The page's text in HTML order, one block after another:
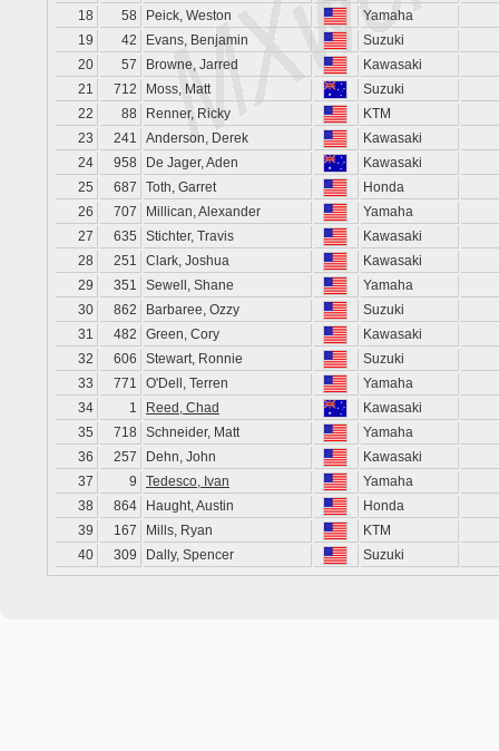
18
58 Peick, Weston
Yamaha
19
42 Evans, Benjamin
Suzuki
20
57 Browne, Jarred
Kawasaki
21
712 Moss, Matt
Suzuki
22
88 Renner, Ricky
KTM
23
241 Anderson, Derek
Kawasaki
24
958 De Jager, Aden
Kawasaki
25
687 Toth, Garret
Honda
26
707 Millican, Alexander
Yamaha
27
635 Stichter, Travis
Kawasaki
28
251 Clark, Joshua
Kawasaki
29
351 Sewell, Shane
Yamaha
30
862 Barbaree, Ozzy
Suzuki
31
482 Green, Cory
Kawasaki
32
606 Stewart, Ronnie
Suzuki
33
771 O'Dell, Terren
Yamaha
34
1 Reed, Chad
Kawasaki
35
718 Schneider, Matt
Yamaha
36
257 Dehn, John
Kawasaki
37
9 Tedesco, Ivan
Yamaha
38
864 Haught, Austin
Honda
39
167 Mills, Ryan
KTM
40
309 Dally, Spencer Suzuki